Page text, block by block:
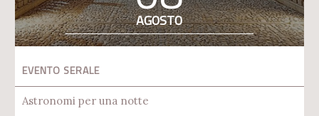
AGOSTO
EVENTO SERALE
Astronomi per una notte